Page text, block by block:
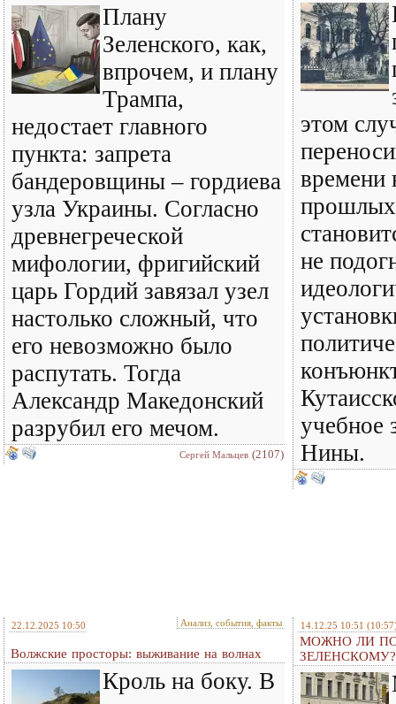
Плану
Зеленского, как,
впрочем, и плану
Трампа,
недостает главного
пункта: запрета
бандеровщины – гордиева
узла Украины. Согласно
древнегреческой
мифологии, фригийский
царь Гордий завязал узел
настолько сложный, что
его невозможно было
распутать. Тогда
Александр Македонский
разрубил его мечом.
Сергей Мальцев (2107)
этом
времени
не
учебное
Нины.
22.12.2025 10:50 Анализ, события, факты
Волжские просторы: выживание на волнах
Кроль на боку. В
14.12.25 10:51
МОЖНО ЛИ
ЗЕЛЕНСКОМУ?